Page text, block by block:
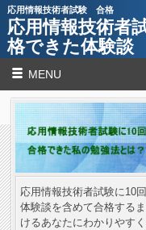
応用情報技術者試験 合格
応用情報技術者
格できた体験談
MENU
応用情報技術者試験に10
体験談を含めて合格する
けるあなたにわかりやす